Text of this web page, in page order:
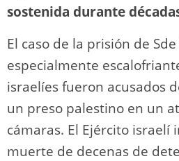
sostenida durante
El caso de la prisión de
especialmente
israelíes fueron acusados
un preso palestino en un
cámaras. El Ejército israelí
muerte de decenas de